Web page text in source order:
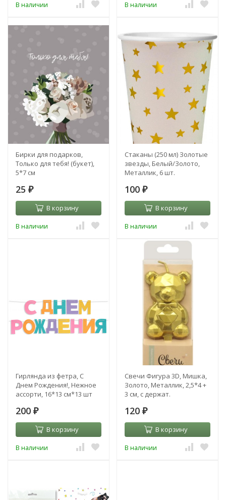
В наличии В наличии
Бирки для подарков,
Только для тебя! (букет),
5*7 см
25 ₽
В корзину
В наличии
Стаканы (250 мл) Золотые
звезды, Белый/Золото,
Металлик, 6 шт.
100 ₽
В корзину
В наличии
Гирлянда из фетра, С
Днем Рождения!, Нежное
ассорти, 16*13 см*13 шт
200 ₽
В корзину
В наличии
Свечи Фигура 3D, Мишка,
Золото, Металлик, 2,5*4 +
3 см, с держат.
120 ₽
В корзину
В наличии